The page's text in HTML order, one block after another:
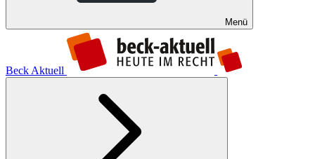
Menü
Beck Aktuell